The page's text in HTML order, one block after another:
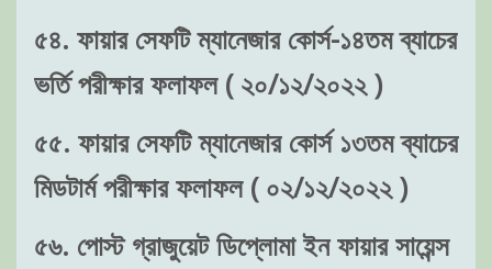
৫৪. ফায়ার সেফটি ম্যানেজার কোর্স-১৪তম ব্যাচের
ভর্তি পরীক্ষার ফলাফল ( ২০/১২/২০২২ )
৫৫. ফায়ার সেফটি ম্যানেজার কোর্স ১৩তম ব্যাচের
মিডটার্ম পরীক্ষার ফলাফল ( ০২/১২/২০২২ )
৫৬. পোস্ট গ্রাজুয়েট ডিপ্লোমা ইন ফায়ার সায়েন্স